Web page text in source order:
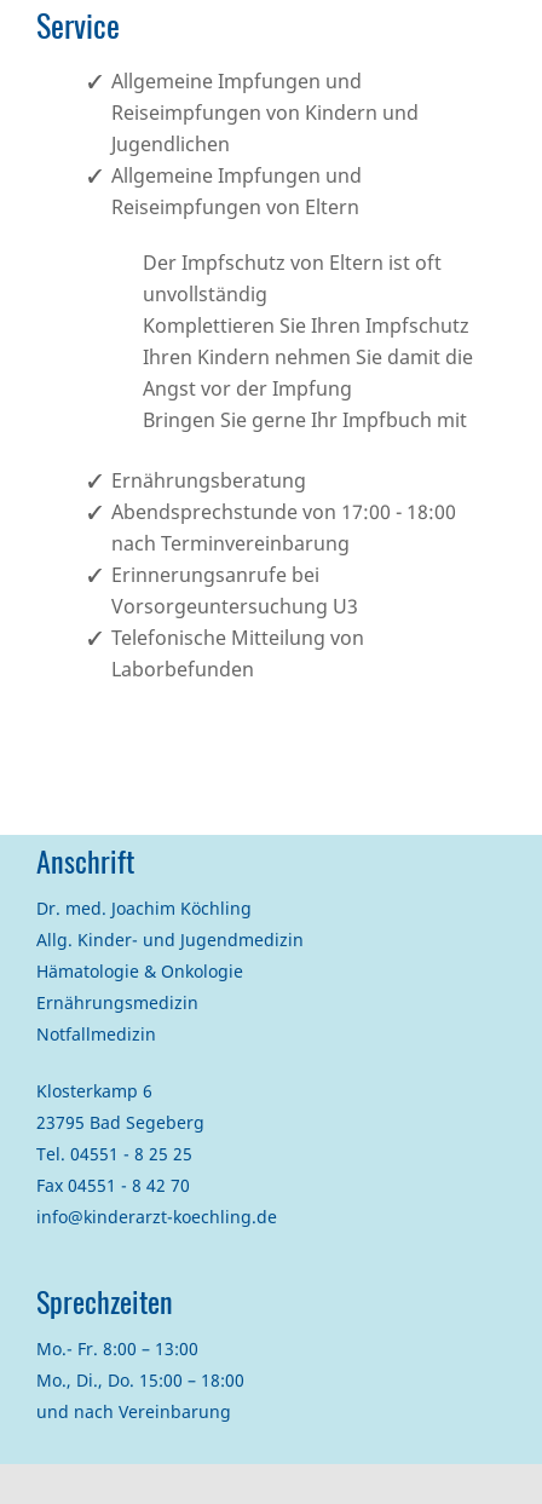
Service
Allgemeine Impfungen und
Reiseimpfungen von Kindern und
Jugendlichen
Allgemeine Impfungen und
Reiseimpfungen von Eltern
Der Impfschutz von Eltern ist oft
unvollständig
Komplettieren Sie Ihren Impfschutz
Ihren Kindern nehmen Sie damit die
Angst vor der Impfung
Bringen Sie gerne Ihr Impfbuch mit
Ernährungsberatung
Abendsprechstunde von 17:00 - 18:00
nach Terminvereinbarung
Erinnerungsanrufe bei
Vorsorgeuntersuchung U3
Telefonische Mitteilung von
Laborbefunden
Anschrift
Dr. med. Joachim Köchling
Allg. Kinder- und Jugendmedizin
Hämatologie & Onkologie
Ernährungsmedizin
Notfallmedizin
Klosterkamp 6
23795 Bad Segeberg
Tel. 04551 - 8 25 25
Fax 04551 - 8 42 70
info@kinderarzt-koechling.de
Sprechzeiten
Mo.- Fr. 8:00 – 13:00
Mo., Di., Do. 15:00 – 18:00
und nach Vereinbarung